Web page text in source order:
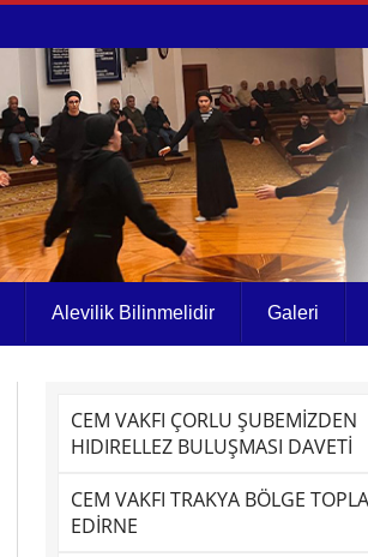
Alevilik Bilinmelidir Galeri
CEM VAKFI ÇORLU ŞUBEMİZDEN
HIDIRELLEZ BULUŞMASI DAVETİ
CEM VAKFI TRAKYA BÖLGE
EDİRNE